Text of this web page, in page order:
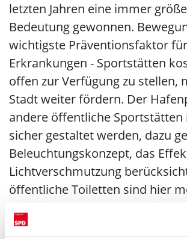
letzten Jahren eine immer
Bedeutung gewonnen.
wichtigste Präventionsfaktor
Erkrankungen - Sportstätten
offen zur Verfügung zu stellen,
Stadt weiter fördern. Der
andere öffentliche Sportstätten
sicher gestaltet werden, dazu
Beleuchtungskonzept, das
Lichtverschmutzung
öffentliche Toiletten sind hier
nötig!“, ergänzt Stefanie
Vorstandsmitglied der